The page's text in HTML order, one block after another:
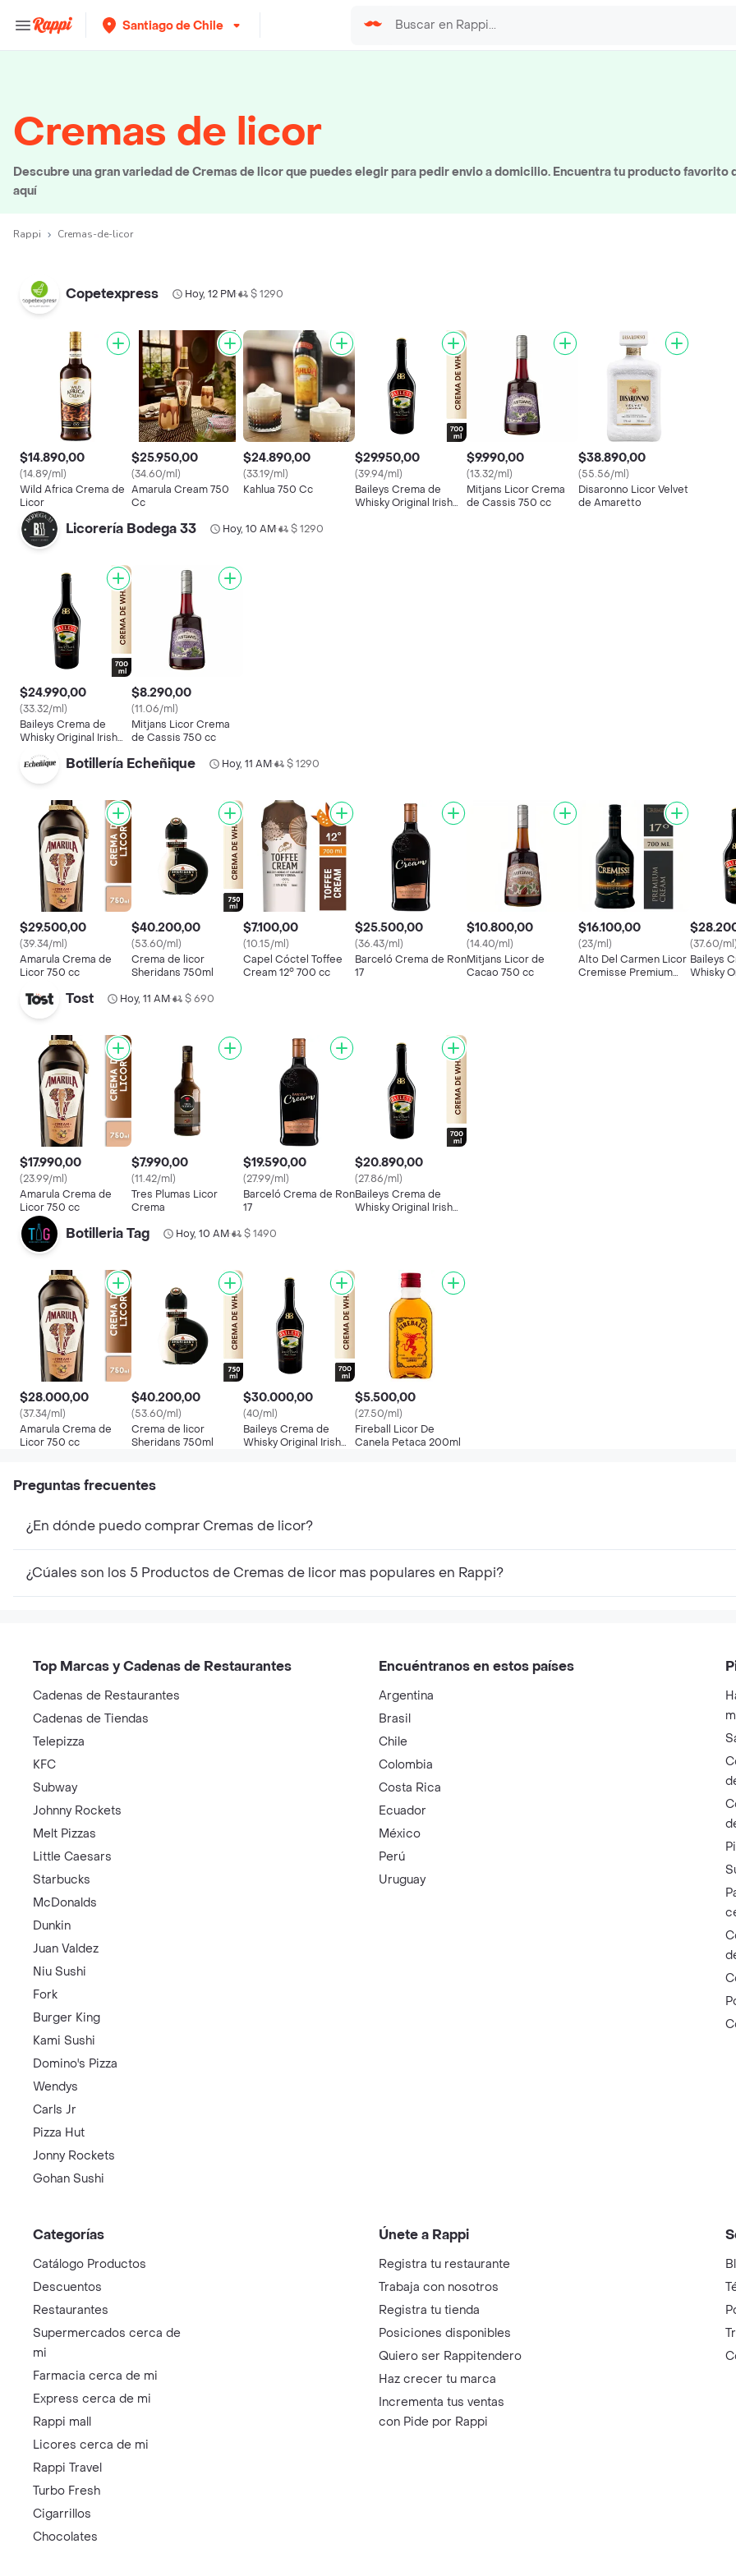
Santiago de Chile
Cremas de licor
Descubre una gran variedad de Cremas de licor que puedes elegir para pedir envio a domicilio. Encuentra tu producto favorito
aquí
Rappi Cremas-de-licor
Copetexpress Hoy, 12 PM• $ 1290
$14.890,00
(14.89/ml)
Wild Africa Crema de
Licor
$25.950,00
(34.60/ml)
Amarula Cream 750
Cc
$24.890,00
(33.19/ml)
Kahlua 750 Cc
$29.950,00
(39.94/ml)
Baileys Crema de
Whisky Original Irish
$9.990,00
(13.32/ml)
Mitjans Licor Crema
de Cassis 750 cc
$38.890,00
(55.56/ml)
Disaronno Licor Velvet
de Amaretto
Licorería Bodega 33 Hoy, 10 AM• $ 1290
$24.990,00
(33.32/ml)
Baileys Crema de
Whisky Original Irish
$8.290,00
(11.06/ml)
Mitjans Licor Crema
de Cassis 750 cc
Botillería Echeñique Hoy, 11 AM• $ 1290
$29.500,00
(39.34/ml)
Amarula Crema de
Licor 750 cc
$40.200,00
(53.60/ml)
Crema de licor
Sheridans 750ml
$7.100,00
(10.15/ml)
Capel Cóctel Toffee
Cream 12° 700 cc
$25.500,00
(36.43/ml)
Barceló Crema de Ron
17
$10.800,00
(14.40/ml)
Mitjans Licor de
Cacao 750 cc
$16.100,00
(23/ml)
Alto Del Carmen Licor
Cremisse Premium
(37.60/ml)
Baileys
Whisky
Tost Hoy, 11 AM• $ 690
$17.990,00
(23.99/ml)
Amarula Crema de
Licor 750 cc
$7.990,00
(11.42/ml)
Tres Plumas Licor
Crema
$19.590,00
(27.99/ml)
Barceló Crema de Ron
17
$20.890,00
(27.86/ml)
Baileys Crema de
Whisky Original Irish
Botilleria Tag Hoy, 10 AM• $ 1490
$28.000,00
(37.34/ml)
Amarula Crema de
Licor 750 cc
$40.200,00
(53.60/ml)
Crema de licor
Sheridans 750ml
$30.000,00
(40/ml)
Baileys Crema de
Whisky Original Irish
$5.500,00
(27.50/ml)
Fireball Licor De
Canela Petaca 200ml
Preguntas frecuentes
¿En dónde puedo comprar Cremas de licor?
¿Cúales son los 5 Productos de Cremas de licor mas populares en Rappi?
Top Marcas y Cadenas de Restaurantes
Cadenas de Restaurantes
Cadenas de Tiendas
Telepizza
KFC
Subway
Johnny Rockets
Melt Pizzas
Little Caesars
Starbucks
McDonalds
Dunkin
Juan Valdez
Niu Sushi
Fork
Burger King
Kami Sushi
Domino's Pizza
Wendys
Carls Jr
Pizza Hut
Jonny Rockets
Gohan Sushi
Encuéntranos en estos países
Argentina
Brasil
Chile
Colombia
Costa Rica
Ecuador
México
Perú
Uruguay
Categorías
Catálogo Productos
Descuentos
Restaurantes
Supermercados cerca de
mi
Farmacia cerca de mi
Express cerca de mi
Rappi mall
Licores cerca de mi
Rappi Travel
Turbo Fresh
Cigarrillos
Chocolates
Únete a Rappi
Registra tu restaurante
Trabaja con nosotros
Registra tu tienda
Posiciones disponibles
Quiero ser Rappitendero
Haz crecer tu marca
Incrementa tus ventas
con Pide por Rappi